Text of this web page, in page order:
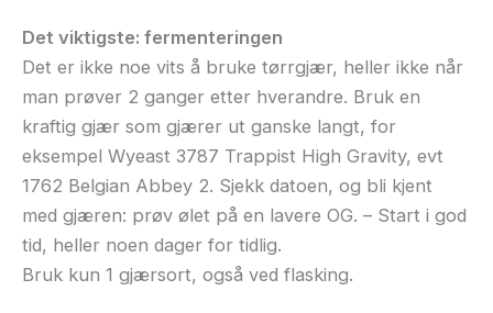
Det viktigste: fermenteringen
Det er ikke noe vits å bruke tørrgjær, heller ikke når
man prøver 2 ganger etter hverandre. Bruk en
kraftig gjær som gjærer ut ganske langt, for
eksempel Wyeast 3787 Trappist High Gravity, evt
1762 Belgian Abbey 2. Sjekk datoen, og bli kjent
med gjæren: prøv ølet på en lavere OG. – Start i god
tid, heller noen dager for tidlig.
Bruk kun 1 gjærsort, også ved flasking.